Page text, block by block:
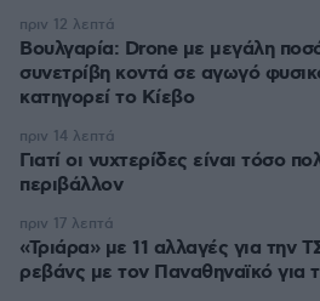
Βουλγαρία: Drone με μεγάλη
συνετρίβη κοντά σε αγωγό
κατηγορεί το Κίεβο
πριν 12 λεπτά
Γιατί οι νυχτερίδες είναι τόσο
περιβάλλον
πριν 14 λεπτά
«Τριάρα» με 11 αλλαγές για την
ρεβάνς με τον Παναθηναϊκό για
πριν 17 λεπτά